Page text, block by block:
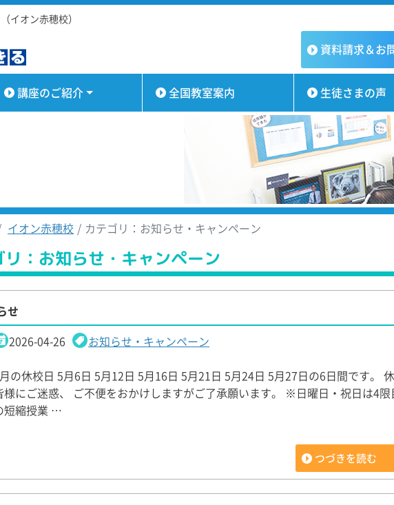
イオン赤穂校）
資料請求＆お
講座のご紹介 全国教室案内 生徒さまの声
イオン赤穂校 カテゴリ：お知らせ・キャンペーン
：お知らせ・キャンペーン
せ
2026-04-26
お知らせ・キャンペーン
の休校日 5月6日 5月12日 5月16日 5月21日 5月24日 5月27日の6日間です。
様にご迷惑、 ご不便をおかけしますがご了承願います。 ※日曜日・祝日は4限
短縮授業 …
つづきを読む